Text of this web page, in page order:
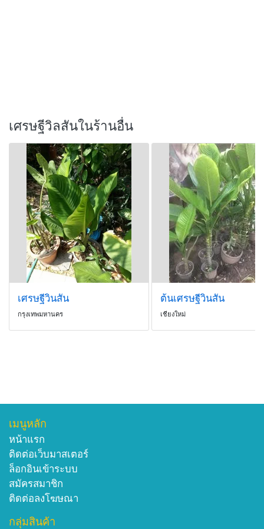
เศรษฐีวิลสันในร้านอื่น
เศรษฐีวินสัน
กรุงเทพมหานคร
ต้นเศรษฐีวินสัน
เชียงใหม่
เมนูหลัก
หน้าแรก
ติดต่อเว็บมาสเตอร์
ล็อกอินเข้าระบบ
สมัครสมาชิก
ติดต่อลงโฆษณา
กลุ่มสินค้า